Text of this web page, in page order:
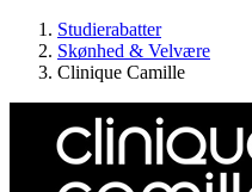
Studierabatter
Skønhed & Velvære
Clinique Camille